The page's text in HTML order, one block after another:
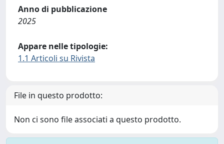
Anno di pubblicazione
2025
Appare nelle tipologie:
1.1 Articoli su Rivista
File in questo prodotto:
Non ci sono file associati a questo prodotto.